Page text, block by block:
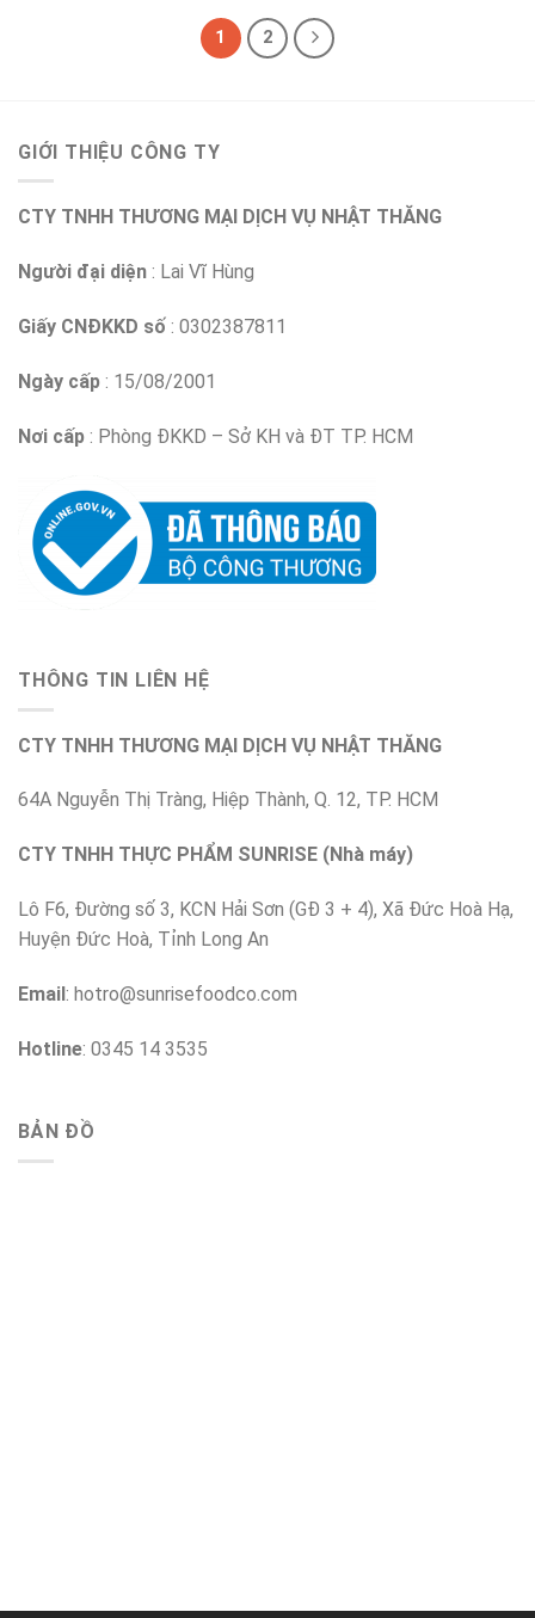
1 2
GIỚI THIỆU CÔNG TY
CTY TNHH THƯƠNG MẠI DỊCH VỤ NHẬT THĂNG
Người đại diện : Lai Vĩ Hùng
Giấy CNĐKKD số : 0302387811
Ngày cấp : 15/08/2001
Nơi cấp : Phòng ĐKKD – Sở KH và ĐT TP. HCM
THÔNG TIN LIÊN HỆ
CTY TNHH THƯƠNG MẠI DỊCH VỤ NHẬT THĂNG
64A Nguyễn Thị Tràng, Hiệp Thành, Q. 12, TP. HCM
CTY TNHH THỰC PHẨM SUNRISE (Nhà máy)
Lô F6, Đường số 3, KCN Hải Sơn (GĐ 3 + 4), Xã Đức Hoà Hạ,
Huyện Đức Hoà, Tỉnh Long An
Email: hotro@sunrisefoodco.com
Hotline: 0345 14 3535
BẢN ĐỒ